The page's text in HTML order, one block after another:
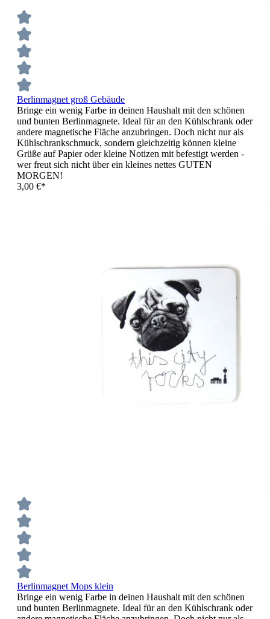
Berlinmagnet groß Gebäude
Bringe ein wenig Farbe in deinen Haushalt mit den schönen
und bunten Berlinmagnete. Ideal für an den Kühlschrank oder
andere magnetische Fläche anzubringen. Doch nicht nur als
Kühlschrankschmuck, sondern gleichzeitig können kleine
Grüße auf Papier oder kleine Notizen mit befestigt werden -
wer freut sich nicht über ein kleines nettes GUTEN
MORGEN!
3,00 €*
Berlinmagnet Mops klein
Bringe ein wenig Farbe in deinen Haushalt mit den schönen
und bunten Berlinmagnete. Ideal für an den Kühlschrank oder